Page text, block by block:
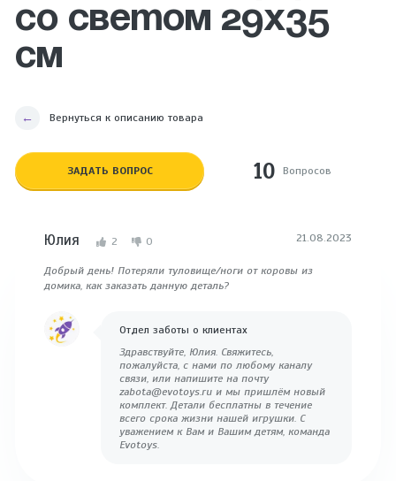
со светом 29х35
см
Вернуться к описанию товара
Юлия 2 0 21.08.2023
Добрый день! Потеряли туловище/ноги от коровы из
домика, как заказать данную деталь?
Отдел заботы о клиентах
Здравствуйте, Юлия. Свяжитесь,
пожалуйста, с нами по любому каналу
связи, или напишите на почту
zabota@evotoys.ru и мы пришлём новый
комплект. Детали бесплатны в течение
всего срока жизни нашей игрушки. С
уважением к Вам и Вашим детям, команда
Evotoys.
ЗАДАТЬ ВОПРОС 10 Вопросов